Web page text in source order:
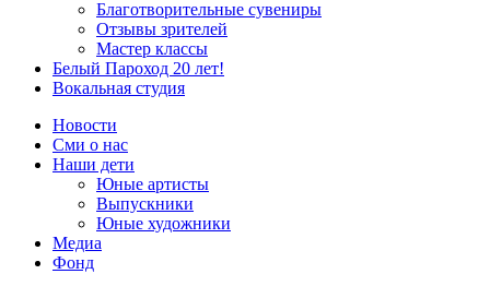
Благотворительные сувениры
Отзывы зрителей
Мастер классы
Белый Пароход 20 лет!
Вокальная студия
Новости
Сми о нас
Наши дети
Юные артисты
Выпускники
Юные художники
Медиа
Фонд